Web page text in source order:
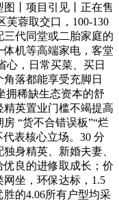
丨项目引见丨正在售
芙蓉取交口，100-130
代同堂或二胎家庭的
机等高端家电，客堂
心，日常买菜、买日
落都能享受充脚日
拥稀缺生态资本的舒
英置业门槛不竭提高
“货不合错误板”“烂
表核心立场。30 分
身精英、新婚夫妻、
良的进修取成长；价
坐，环保达标，1.5
的4.06所有户型均采